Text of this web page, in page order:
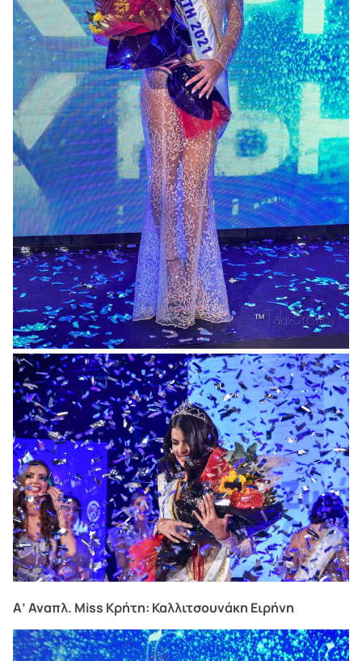
Α’ Αναπλ. Miss Κρήτη: Καλλιτσουνάκη Ειρήνη